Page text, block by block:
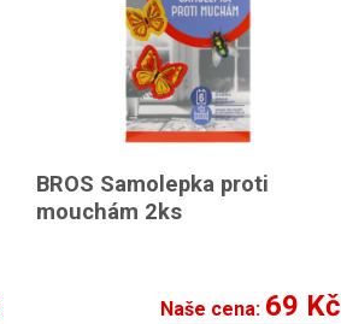
BROS Samolepka proti
mouchám 2ks
Naše cena: 69 Kč